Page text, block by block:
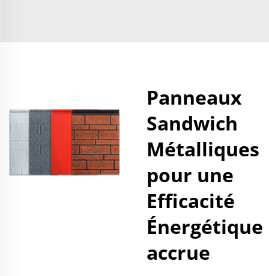
Panneaux
Sandwich
Métalliques
pour une
Efficacité
Énergétique
accrue